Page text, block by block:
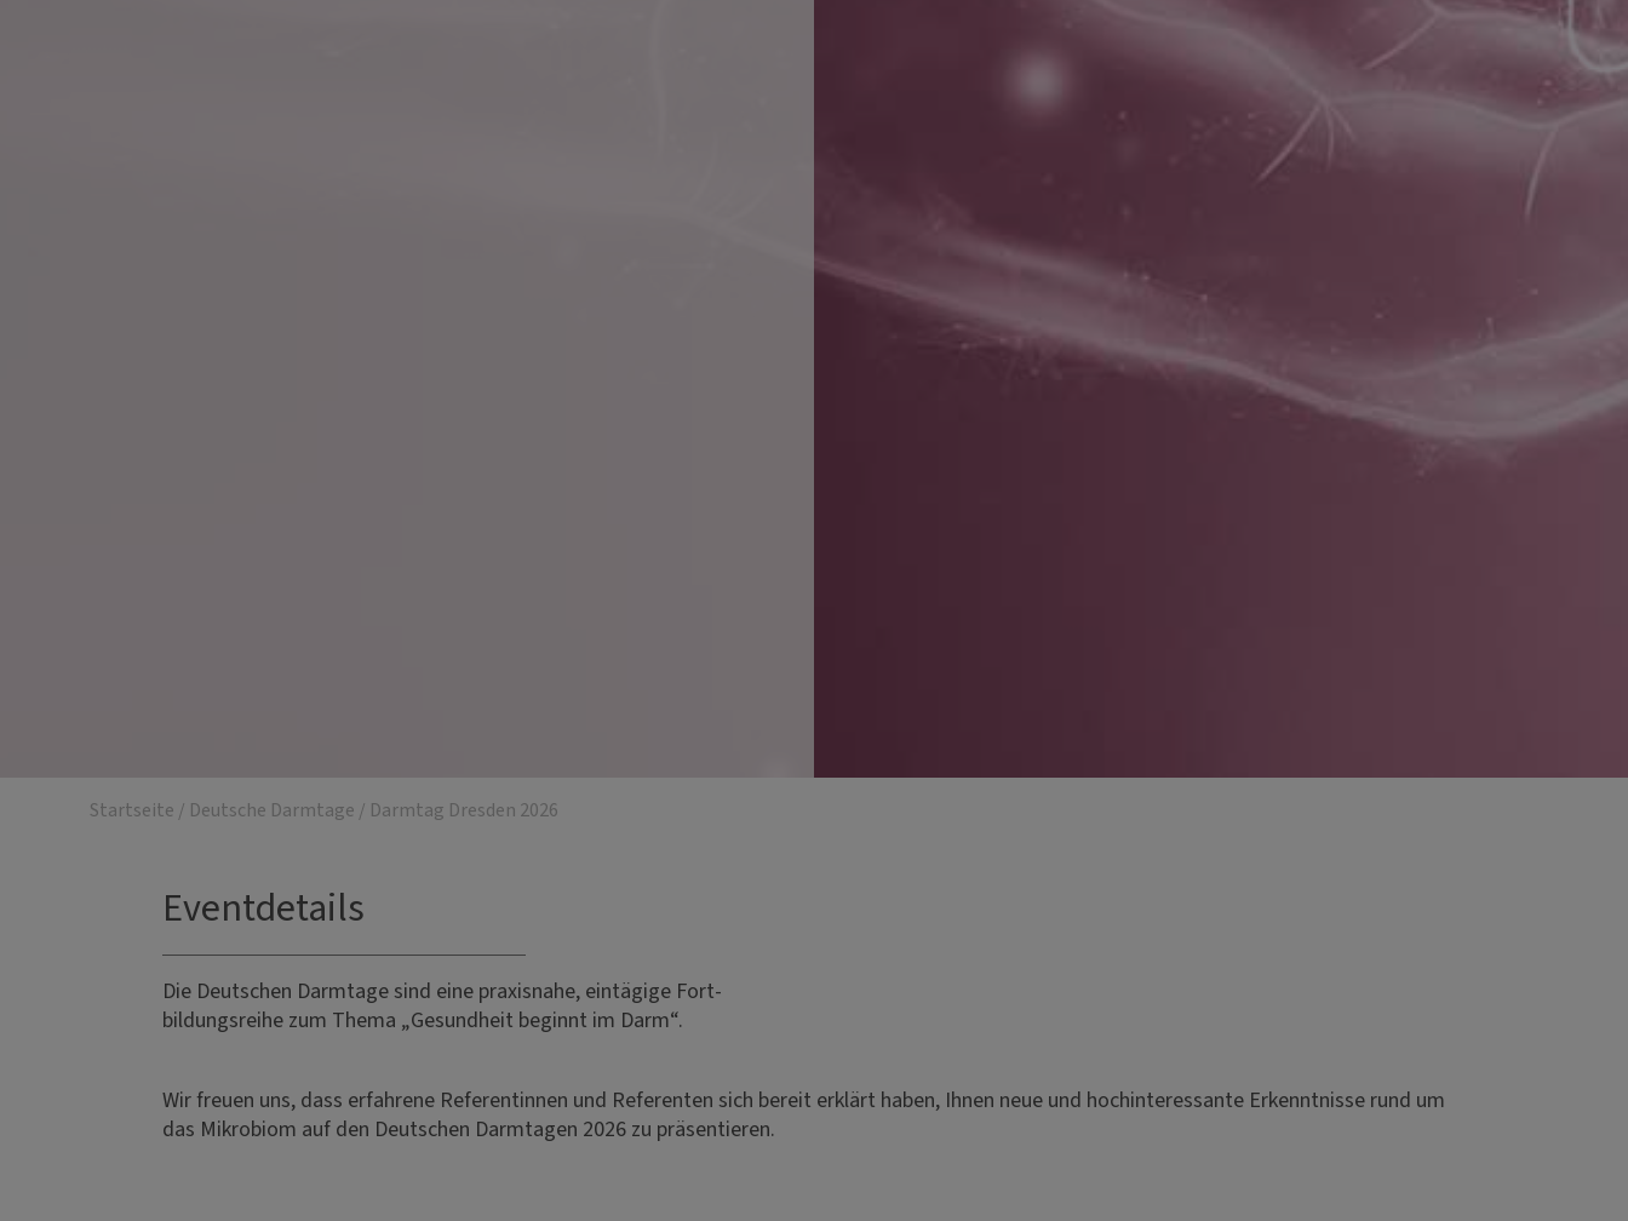
Startseite / Deutsche Darmtage / Darmtag Dresden 2026
Eventdetails
Die Deutschen Darmtage sind eine praxisnahe, eintägige Fort-
bildungsreihe zum Thema „Gesundheit beginnt im Darm“.
Wir freuen uns, dass erfahrene Referentinnen und Referenten sich bereit erklärt haben, Ihnen neue und hochinteressante Erkenntnisse rund um
das Mikrobiom auf den Deutschen Darmtagen 2026 zu präsentieren.